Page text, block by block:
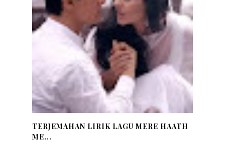
TERJEMAHAN LIRIK LAGU MERE HAATH
ME...